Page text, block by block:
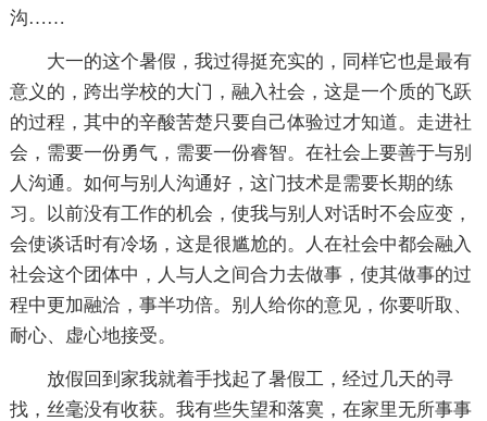
沟……
大一的这个暑假，我过得挺充实的，同样它也是最有
意义的，跨出学校的大门，融入社会，这是一个质的飞跃
的过程，其中的辛酸苦楚只要自己体验过才知道。走进社
会，需要一份勇气，需要一份睿智。在社会上要善于与别
人沟通。如何与别人沟通好，这门技术是需要长期的练
习。以前没有工作的机会，使我与别人对话时不会应变，
会使谈话时有冷场，这是很尴尬的。人在社会中都会融入
社会这个团体中，人与人之间合力去做事，使其做事的过
程中更加融洽，事半功倍。别人给你的意见，你要听取、
耐心、虚心地接受。
放假回到家我就着手找起了暑假工，经过几天的寻
找，丝毫没有收获。我有些失望和落寞，在家里无所事事